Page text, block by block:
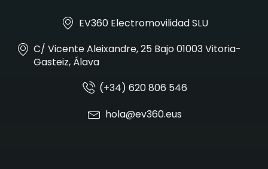
EV360 Electromovilidad SLU
C/ Vicente Aleixandre, 25 Bajo 01003 Vitoria-
Gasteiz, Álava
(+34) 620 806 546
hola@ev360.eus